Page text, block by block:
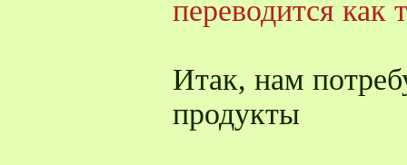
переводится как
Итак, нам
продукты